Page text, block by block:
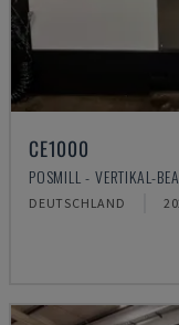
CE1000
POSMILL - VERTIKAL-
DEUTSCHLAND